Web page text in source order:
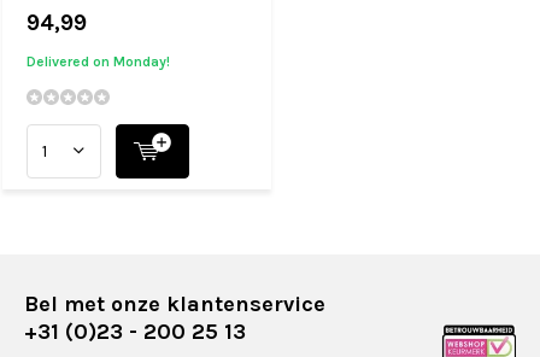
94,99
Delivered on Monday!
Bel met onze klantenservice
+31 (0)23 - 200 25 13